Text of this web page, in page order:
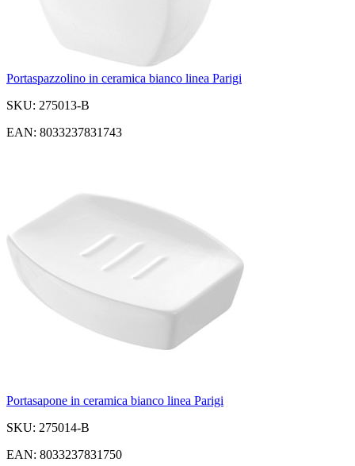
Portaspazzolino in ceramica bianco linea Parigi
SKU: 275013-B
EAN: 8033237831743
Portasapone in ceramica bianco linea Parigi
SKU: 275014-B
EAN: 8033237831750